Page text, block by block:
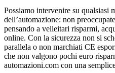
Possiamo intervenire su qualsiasi
dell’automazione: non
pensando a velleitari risparmi,
online. Con la sicurezza non si
parallela o non marchiati CE
che non valgono pochi euro
automazioni.com con una